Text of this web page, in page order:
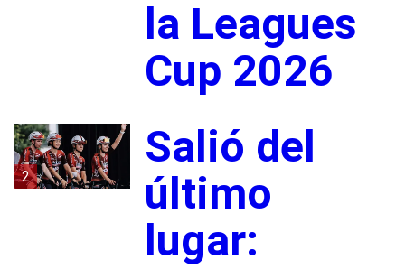
la Leagues
Cup 2026
2
Salió del
último
lugar: